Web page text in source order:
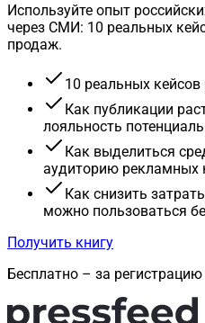
Используйте опыт
через СМИ: 10 реальных
продаж.
10 реальных
Как публикации
лояльность
Как выделиться
аудиторию рекламных
Как снизить
можно пользоваться
Получить книгу
Бесплатно – за